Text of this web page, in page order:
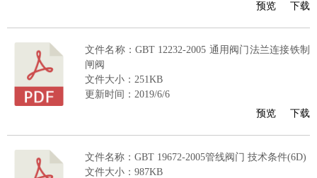
预览 下载
文件名称：GBT 12232-2005 通用阀门法兰连接铁制
闸阀
文件大小：251KB
更新时间：2019/6/6
预览
下载
文件名称：GBT 19672-2005管线阀门 技术条件(6D)
文件大小：987KB